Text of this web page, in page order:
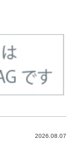
2026.08.07